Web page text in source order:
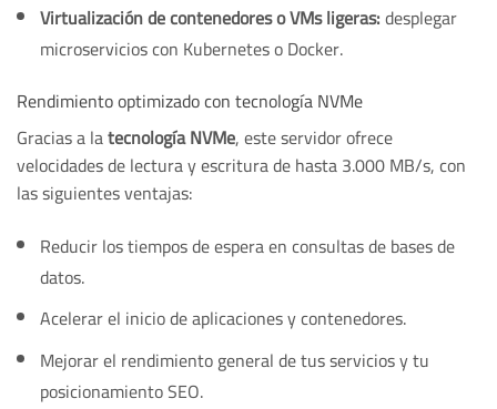
Virtualización de contenedores o VMs ligeras:desplegar
microservicios con Kubernetes o Docker.
Rendimiento optimizado con tecnología NVMe
Gracias a latecnología NVMe, este servidor ofrece
velocidades de lectura y escritura de hasta 3.000 MB/s, con
las siguientes ventajas:
Reducir los tiempos de espera en consultas de bases de
datos.
Acelerar el inicio de aplicaciones y contenedores.
Mejorar el rendimiento general de tus servicios y tu
posicionamiento SEO.